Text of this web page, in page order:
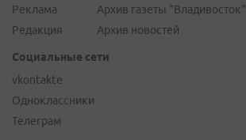
Реклама
Редакция
Архив газеты "Владивосток"
Архив новостей
Социальные сети
vkontakte
Одноклассники
Телеграм